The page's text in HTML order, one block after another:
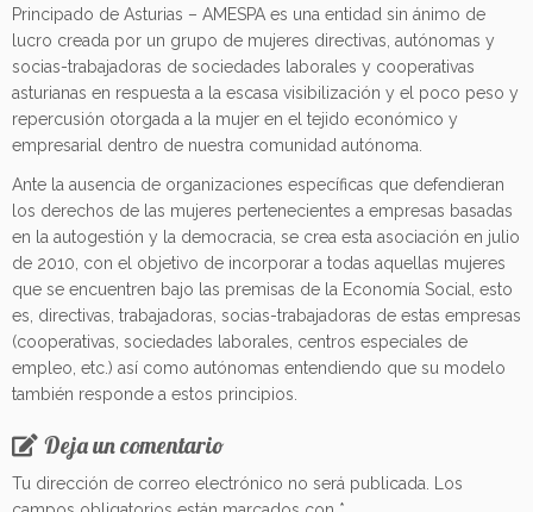
Principado de Asturias – AMESPA es una entidad sin ánimo de
lucro creada por un grupo de mujeres directivas, autónomas y
socias-trabajadoras de sociedades laborales y cooperativas
asturianas en respuesta a la escasa visibilización y el poco peso y
repercusión otorgada a la mujer en el tejido económico y
empresarial dentro de nuestra comunidad autónoma.
Ante la ausencia de organizaciones específicas que defendieran
los derechos de las mujeres pertenecientes a empresas basadas
en la autogestión y la democracia, se crea esta asociación en julio
de 2010, con el objetivo de incorporar a todas aquellas mujeres
que se encuentren bajo las premisas de la Economía Social, esto
es, directivas, trabajadoras, socias-trabajadoras de estas empresas
(cooperativas, sociedades laborales, centros especiales de
empleo, etc.) así como autónomas entendiendo que su modelo
también responde a estos principios.
Deja un comentario
Tu dirección de correo electrónico no será publicada.
Los